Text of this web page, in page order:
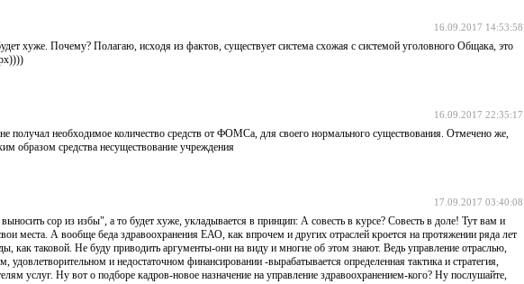
16.09.2017 14:53:58
хуже. Почему? Полагаю, исходя из фактов, существует система схожая с системой уголовного Общака, это
16.09.2017 22:35:17
получал необходимое количество средств от ФОМСа, для своего нормального существования. Отмечено же,
образом средства несуществование учреждения
17.09.2017 03:40:08
сор из избы", а то будет хуже, укладывается в принцип: А совесть в курсе? Совесть в доле! Тут вам и
места. А вообще беда здравоохранения ЕАО, как впрочем и других отраслей кроется на протяжении ряда лет
как таковой. Не буду приводить аргументы-они на виду и многие об этом знают. Ведь управление отраслью,
и недостаточном финансировании -вырабатывается определенная тактика и стратегия,
услуг. Ну вот о подборе кадров-новое назначение на управление здравоохранением-кого? Ну послушайте,